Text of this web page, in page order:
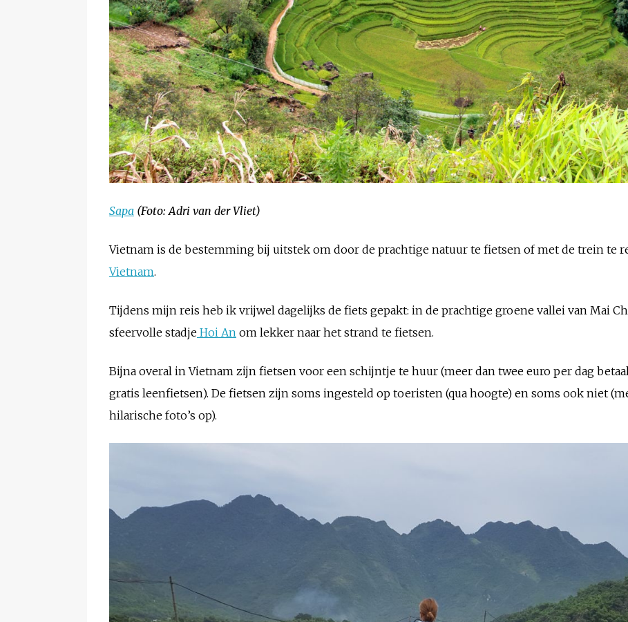
Sapa (Foto: Adri van der Vliet)
Vietnam is de bestemming bij uitstek om door de prachtige natuur te fietsen of met de trein te
Vietnam.
Tijdens mijn reis heb ik vrijwel dagelijks de fiets gepakt: in de prachtige groene vallei van Mai
sfeervolle stadje Hoi An om lekker naar het strand te fietsen.
Bijna overal in Vietnam zijn fietsen voor een schijntje te huur (meer dan twee euro per dag
gratis leenfietsen). De fietsen zijn soms ingesteld op toeristen (qua hoogte) en soms ook niet
hilarische foto’s op).